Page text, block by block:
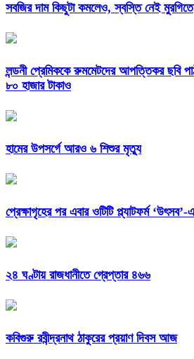
সবজির দাম কিছুটা কমলেও, স্বস্তি নেই মুরগিতে
লন্ডনী প্রেমিককে রুমমেটদের আপত্তিকর ছবি
৮০ হাজার টাকাও
হামের উপসর্গে আরও ৬ শিশুর মৃত্যু
প্রেক্ষাগৃহের পর এবার ওটিটি প্ল্যাটফর্ম ‘উৎসব’-
২৪ ঘণ্টায় রাজধানীতে গ্রেপ্তার ৪৬৬
কবিগুরু রবীন্দ্রনাথ ঠাকুরের প্রয়াণ দিবস আজ